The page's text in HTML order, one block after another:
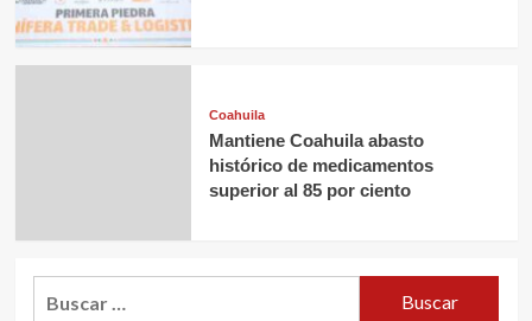
Coahuila
Mantiene Coahuila abasto
histórico de medicamentos
superior al 85 por ciento